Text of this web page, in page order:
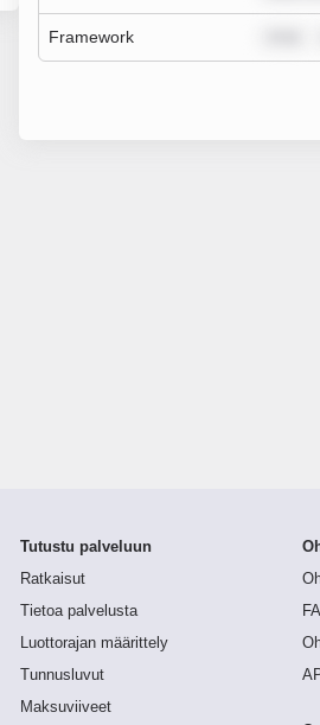
Framework
Tutustu palveluun
Ratkaisut
Tietoa palvelusta
Luottorajan määrittely
Tunnusluvut
Maksuviiveet